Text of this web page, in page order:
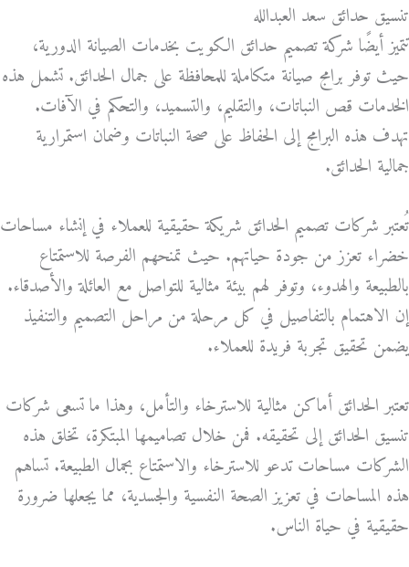
تنسيق حدائق سعد العبدالله
تتميز أيضًا شركة تصميم حدائق الكويت بخدمات الصيانة الدورية،
حيث توفر برامج صيانة متكاملة للمحافظة على جمال الحدائق. تشمل هذه
الخدمات قص النباتات، والتقليم، والتسميد، والتحكم في الآفات.
تهدف هذه البرامج إلى الحفاظ على صحة النباتات وضمان استمرارية
جمالية الحدائق.
تُعتبر شركات تصميم الحدائق شريكة حقيقية للعملاء في إنشاء مساحات
خضراء تعزز من جودة حياتهم. حيث تمنحهم الفرصة للاستمتاع
بالطبيعة والهدوء، وتوفر لهم بيئة مثالية للتواصل مع العائلة والأصدقاء.
إن الاهتمام بالتفاصيل في كل مرحلة من مراحل التصميم والتنفيذ
يضمن تحقيق تجربة فريدة للعملاء.
تعتبر الحدائق أماكن مثالية للاسترخاء والتأمل، وهذا ما تسعى شركات
تنسيق الحدائق إلى تحقيقه. فمن خلال تصاميمها المبتكرة، تخلق هذه
الشركات مساحات تدعو للاسترخاء والاستمتاع بجمال الطبيعة. تساهم
هذه المساحات في تعزيز الصحة النفسية والجسدية، مما يجعلها ضرورة
حقيقية في حياة الناس.